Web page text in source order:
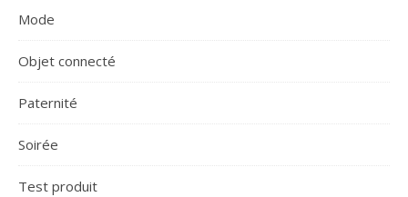
Mode
Objet connecté
Paternité
Soirée
Test produit